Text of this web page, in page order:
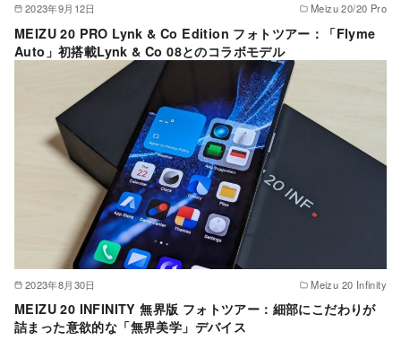
2023年9月12日 Meizu 20/20 Pro
MEIZU 20 PRO Lynk & Co Edition フォトツアー：「Flyme
Auto」初搭載Lynk & Co 08とのコラボモデル
2023年8月30日 Meizu 20 Infinity
MEIZU 20 INFINITY 無界版 フォトツアー：細部にこだわりが
詰まった意欲的な「無界美学」デバイス